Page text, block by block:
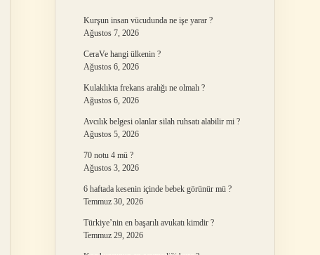
Kurşun insan vücudunda ne işe yarar ?
Ağustos 7, 2026
CeraVe hangi ülkenin ?
Ağustos 6, 2026
Kulaklıkta frekans aralığı ne olmalı ?
Ağustos 6, 2026
Avcılık belgesi olanlar silah ruhsatı alabilir mi ?
Ağustos 5, 2026
70 notu 4 mü ?
Ağustos 3, 2026
6 haftada kesenin içinde bebek görünür mü ?
Temmuz 30, 2026
Türkiye’nin en başarılı avukatı kimdir ?
Temmuz 29, 2026